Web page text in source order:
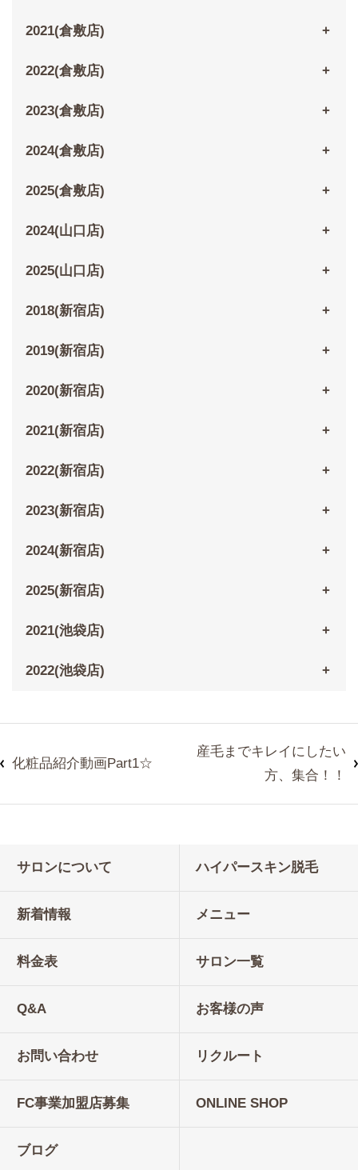
2021(倉敷店)
2022(倉敷店)
2023(倉敷店)
2024(倉敷店)
2025(倉敷店)
2024(山口店)
2025(山口店)
2018(新宿店)
2019(新宿店)
2020(新宿店)
2021(新宿店)
2022(新宿店)
2023(新宿店)
2024(新宿店)
2025(新宿店)
2021(池袋店)
2022(池袋店)
化粧品紹介動画Part1☆
産毛までキレイにしたい
方、集合！！
サロンについて ハイパースキン脱毛
新着情報 メニュー
料金表 サロン一覧
Q&A お客様の声
お問い合わせ リクルート
FC事業加盟店募集 ONLINE SHOP
ブログ